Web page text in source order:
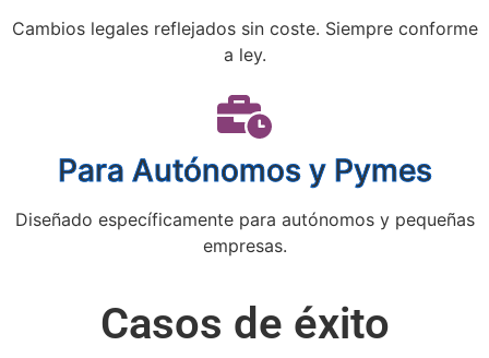
Cambios legales reflejados sin coste. Siempre conforme
a ley.
Para Autónomos y Pymes
Diseñado específicamente para autónomos y pequeñas
empresas.
Casos de éxito